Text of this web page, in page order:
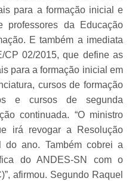
para a formação inicial e
professores da Educação
E também a imediata
CP 02/2015, que define as
para a formação inicial em
cursos de formação
e cursos de segunda
continuada. “O ministro
irá revogar a Resolução
ano. Também cobrei a
do ANDES-SN com o
afirmou. Segundo Raquel